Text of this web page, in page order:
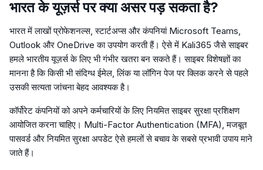
भारत के यूज़र्स पर क्या असर पड़ सकता है?
भारत में लाखों प्रोफेशनल्स, स्टार्टअप्स और कंपनियां Microsoft Teams,
Outlook और OneDrive का उपयोग करती हैं। ऐसे में Kali365 जैसे साइबर
हमले भारतीय यूज़र्स के लिए भी गंभीर खतरा बन सकते हैं। साइबर विशेषज्ञों का
मानना है कि किसी भी संदिग्ध ईमेल, लिंक या लॉगिन पेज पर क्लिक करने से पहले
उसकी सत्यता जांचना बेहद आवश्यक है।
कॉर्पोरेट कंपनियों को अपने कर्मचारियों के लिए नियमित साइबर सुरक्षा प्रशिक्षण
आयोजित करना चाहिए। Multi-Factor Authentication (MFA), मजबूत
पासवर्ड और नियमित सुरक्षा अपडेट ऐसे हमलों से बचाव के सबसे प्रभावी उपाय माने
जाते हैं।